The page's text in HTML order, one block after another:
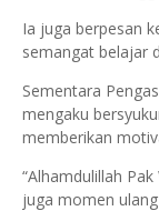
Ia juga berpesan
semangat belajar
Sementara
mengaku
memberikan
“Alhamdulillah
juga momen